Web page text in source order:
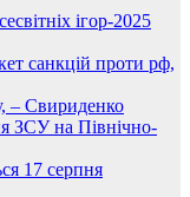
ігор-2025
санкцій проти рф,
– Свириденко
ЗСУ на Північно-
17 серпня